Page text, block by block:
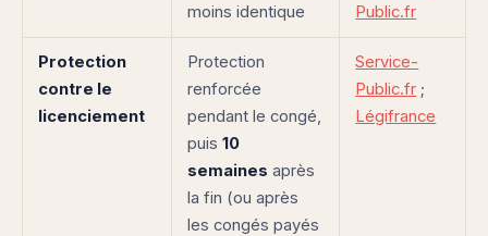
moins identique
Public.fr
Protection
contre le
licenciement
Protection
renforcée
pendant le congé,
puis10
semaines après
la fin (ou après
les congés payés
Service-
Public.fr ;
Légifrance